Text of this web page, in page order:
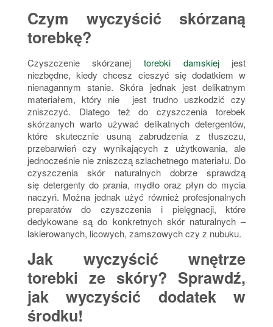
Czym wyczyścić skórzaną
torebkę?
Czyszczenie skórzanej torebki damskiejjest
niezbędne, kiedy chcesz cieszyć się dodatkiem w
nienagannym stanie. Skóra jednak jest delikatnym
materiałem, który nie jest trudno uszkodzić czy
zniszczyć. Dlatego też do czyszczenia torebek
skórzanych warto używać delikatnych detergentów,
które skutecznie usuną zabrudzenia z tłuszczu,
przebarwień czy wynikających z użytkowania, ale
jednocześnie nie zniszczą szlachetnego materiału. Do
czyszczenia skór naturalnych dobrze sprawdzą
się detergenty do prania, mydło oraz płyn do mycia
naczyń. Można jednak użyć również profesjonalnych
preparatów do czyszczenia i pielęgnacji, które
dedykowane są do konkretnych skór naturalnych –
lakierowanych, licowych, zamszowych czy z nubuku.
Jak wyczyścić wnętrze
torebki ze skóry? Sprawdź,
jak wyczyścić dodatek w
środku!